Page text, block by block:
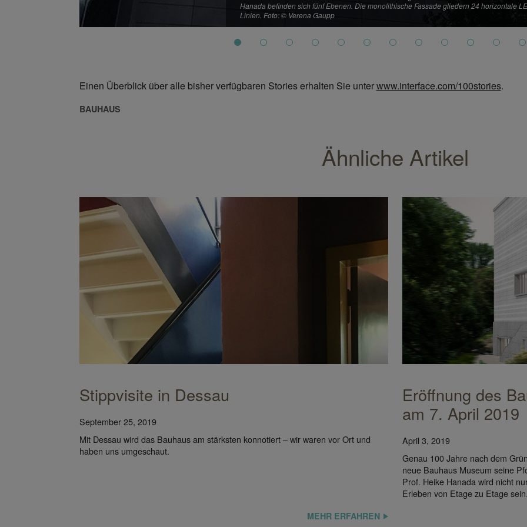
Das anlässlich des 100-jährigen Jubiläums eröffnete neue Bauhaus-Museum
Hanada befinden sich fünf Ebenen. Die monolithische Fassade gliedern 24 horizontale
Linien. Foto: © Verena Gaupp
Einen Überblick über alle bisher verfügbaren Stories erhalten Sie unterwww.interface.com/100stories.
BAUHAUS
Ähnliche Artikel
Stippvisite in Dessau
September 25, 2019
Mit Dessau wird das Bauhaus am stärksten konnotiert – wir waren vor Ort und
haben uns umgeschaut.
MEHR ERFAHREN
Museum Weimar am 7. April 2019
Eröffnung des
am 7. April 2019
April 3, 2019
Genau 100 Jahre nach dem
neue Bauhaus Museum seine
Prof. Heike Hanada wird nicht
Erleben von Etage zu Etage